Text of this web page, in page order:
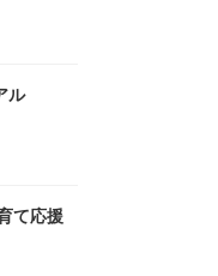
ル
て応援